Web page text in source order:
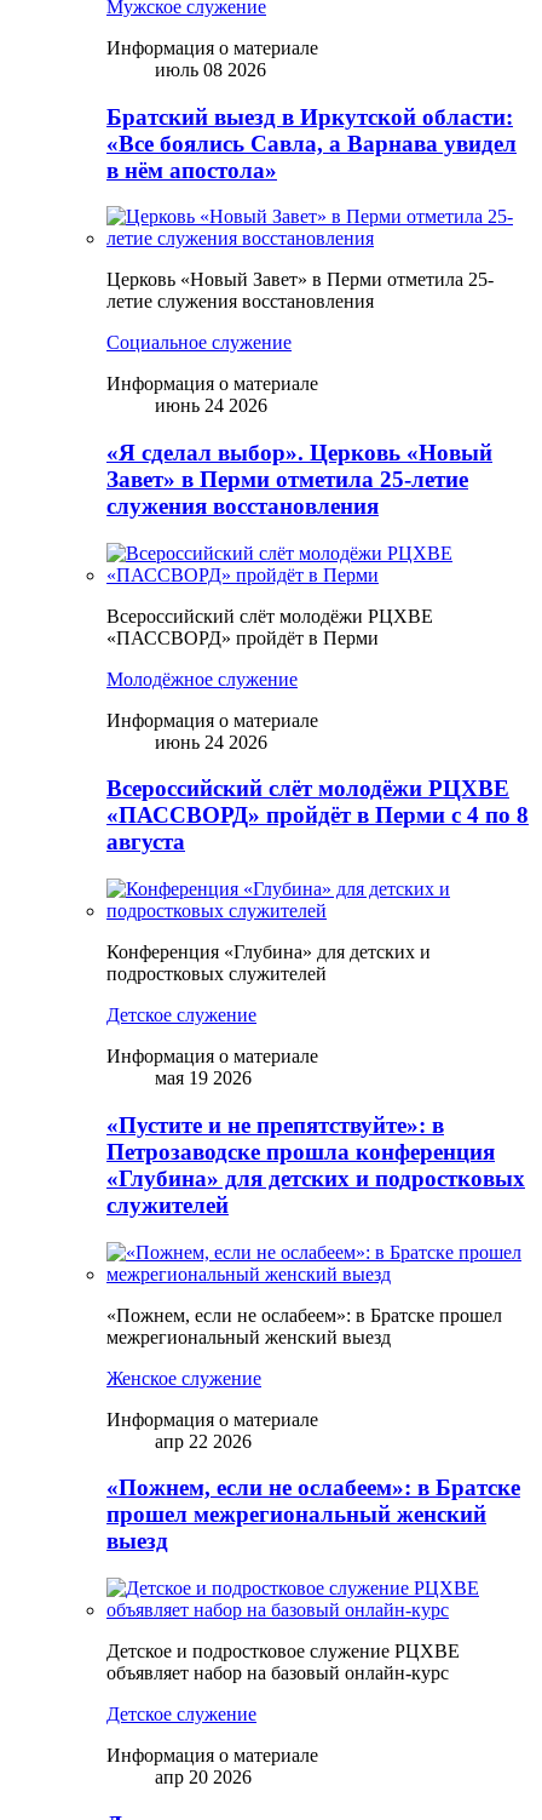
Мужское служение
Информация о материале
июль 08 2026
Братский выезд в Иркутской области:
«Все боялись Савла, а Варнава увидел
в нём апостола»
Церковь «Новый Завет» в Перми отметила 25-
летие служения восстановления
Социальное служение
Информация о материале
июнь 24 2026
«Я сделал выбор». Церковь «Новый
Завет» в Перми отметила 25-летие
служения восстановления
Всероссийский слёт молодёжи РЦХВЕ
«ПАССВОРД» пройдёт в Перми
Молодёжное служение
Информация о материале
июнь 24 2026
Всероссийский слёт молодёжи РЦХВЕ
«ПАССВОРД» пройдёт в Перми с 4 по 8
августа
Конференция «Глубина» для детских и
подростковых служителей
Детское служение
Информация о материале
мая 19 2026
«Пустите и не препятствуйте»: в
Петрозаводске прошла конференция
«Глубина» для детских и подростковых
служителей
«Пожнем, если не ослабеем»: в Братске прошел
межрегиональный женский выезд
Женское служение
Информация о материале
апр 22 2026
«Пожнем, если не ослабеем»: в Братске
прошел межрегиональный женский
выезд
Детское и подростковое служение РЦХВЕ
объявляет набор на базовый онлайн-курс
Детское служение
Информация о материале
апр 20 2026